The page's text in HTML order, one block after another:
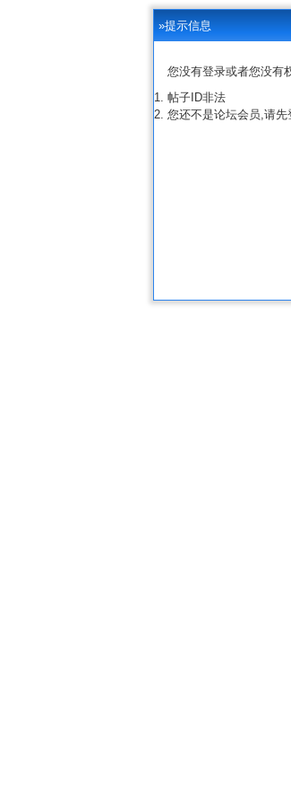
»提示信息
您没有登录或者您没有
帖子ID非法
您还不是论坛会员,请先